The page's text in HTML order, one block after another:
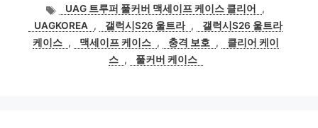
태
그
UAG 트루퍼 풀커버 맥세이프 케이스 클리어
,
UAGKOREA
, 갤럭시S26 울트라 ,
갤럭시S26 울트라
케이스 , 맥세이프 케이스 , 충격 보호 ,
클리어 케이
스 , 풀커버 케이스